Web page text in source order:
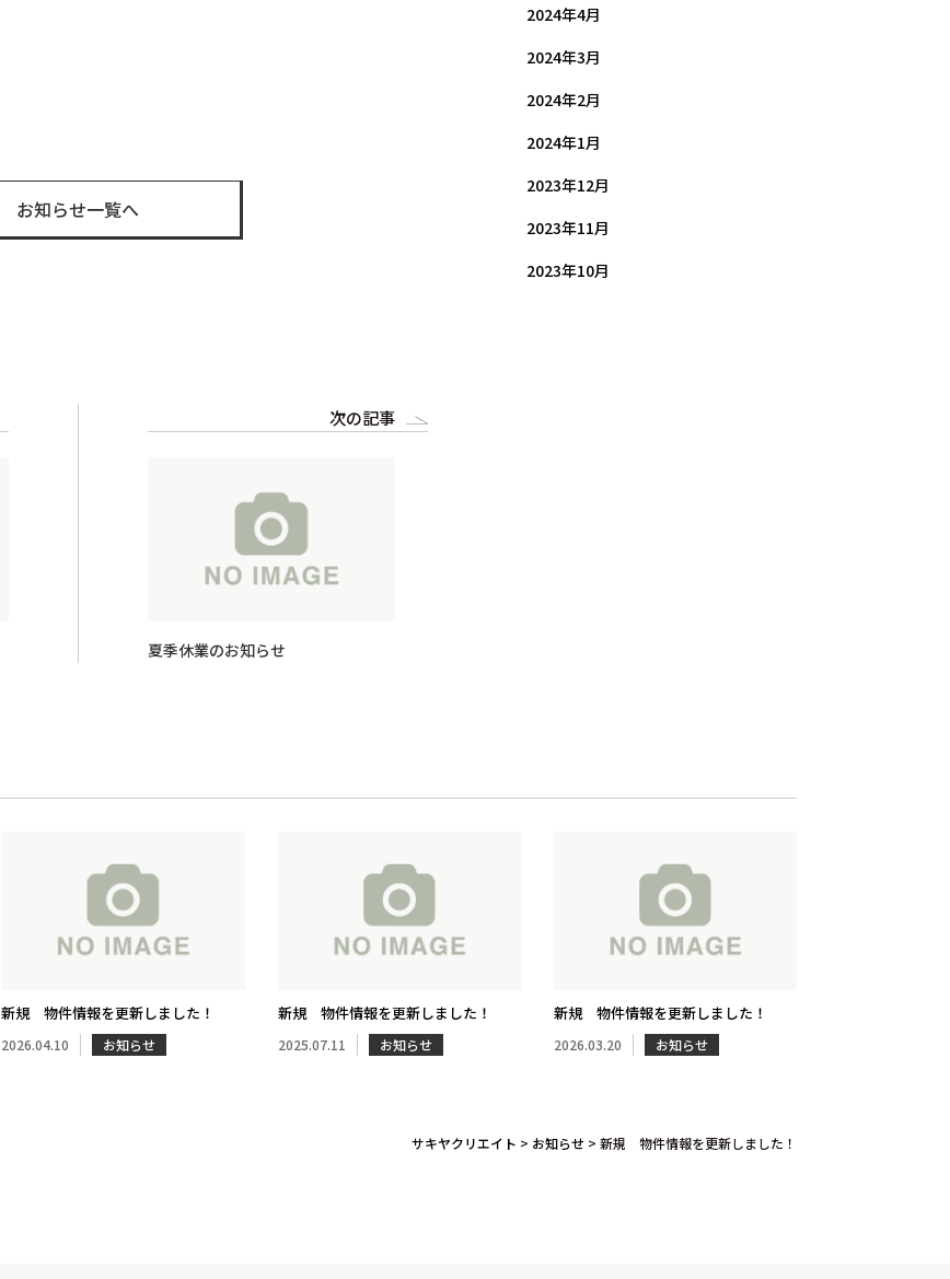
お知らせ一覧へ
次の記事
夏季休業のお知らせ
2024年4月
2024年3月
2024年2月
2024年1月
2023年12月
2023年11月
2023年10月
新規 物件情報を更新しました！
2026.04.10 お知らせ
新規 物件情報を更新しました！
2025.07.11 お知らせ
新規 物件情報を更新しました！
2026.03.20 お知らせ
サキヤクリエイト > お知らせ >新規 物件情報を更新しました！